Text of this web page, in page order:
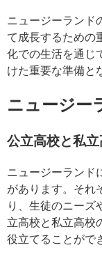
ニュージーランド
て成長するための
化での生活を通じ
けた重要な準備と
ニュージー
公立高校と私
ニュージーランド
があります。それ
り、生徒のニーズ
立高校と私立高校
役立てることがで